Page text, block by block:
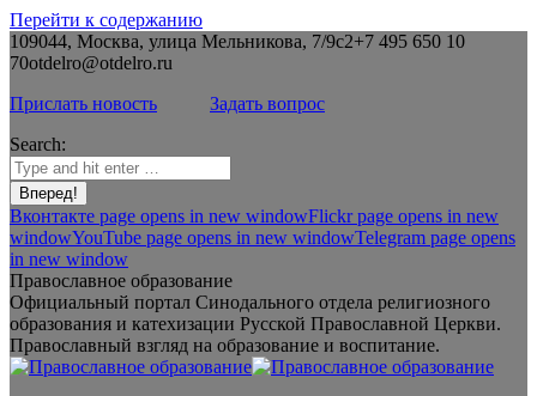
Перейти к содержанию
109044, Москва, улица Мельникова, 7/9с2+7 495 650 10
70otdelro@otdelro.ru
Прислать новость
Задать вопрос
Search:
Вконтакте page opens in new windowFlickr page opens in new
windowYouTube page opens in new windowTelegram page opens
in new window
Православное образование
Официальный портал Синодального отдела религиозного
образования и катехизации Русской Православной Церкви.
Православный взгляд на образование и воспитание.